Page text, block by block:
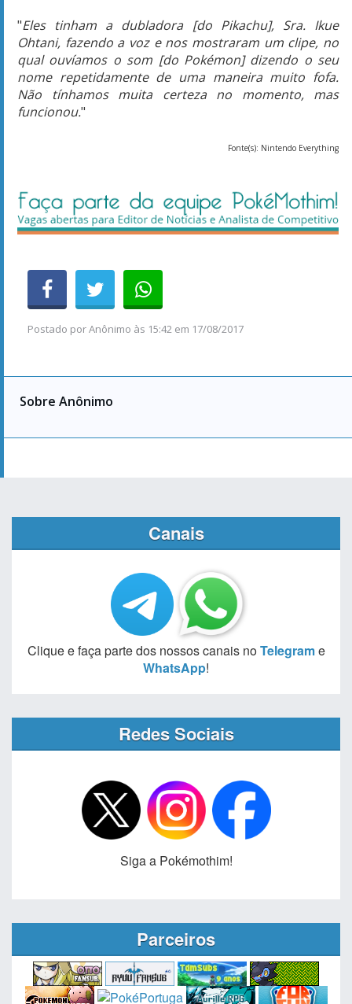
"Eles tinham a dubladora [do Pikachu], Sra. Ikue
Ohtani, fazendo a voz e nos mostraram um clipe, no
qual ouvíamos o som [do Pokémon] dizendo o seu
nome repetidamente de uma maneira muito fofa.
Não tínhamos muita certeza no momento, mas
funcionou."
Fonte(s): Nintendo Everything
Postado porAnônimo às 15:42 em 17/08/2017
Sobre Anônimo
Canais
Clique e faça parte dos nossos canais noTelegrame
WhatsApp!
Redes Sociais
Siga a Pokémothim!
Parceiros